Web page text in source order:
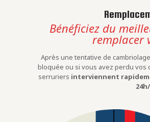
Bénéficiez du
remplacer
Après une tentative de
bloquée ou si vous avez perdu vos
serruriers interviennent